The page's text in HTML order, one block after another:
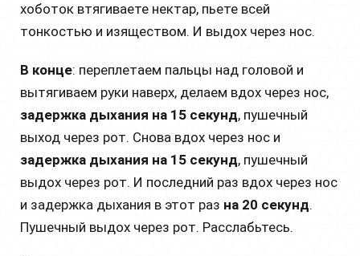
хоботок втягиваете нектар, пьете всей
тонкостью и изяществом. И выдох через нос.
В конце: переплетаем пальцы над головой и
вытягиваем руки наверх, делаем вдох через нос,
задержка дыхания на 15 секунд, пушечный
выход через рот. Снова вдох через нос и
задержка дыхания на 15 секунд, пушечный
выдох через рот. И последний раз вдох через нос
и задержка дыхания в этот раз на 20 секунд.
Пушечный выдох через рот. Расслабьтесь.